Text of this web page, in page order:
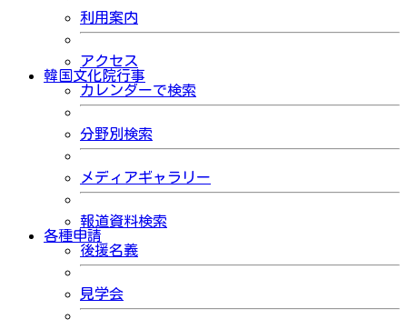
利用案内
アクセス
韓国文化院行事
カレンダーで検索
分野別検索
メディアギャラリー
報道資料検索
各種申請
後援名義
見学会